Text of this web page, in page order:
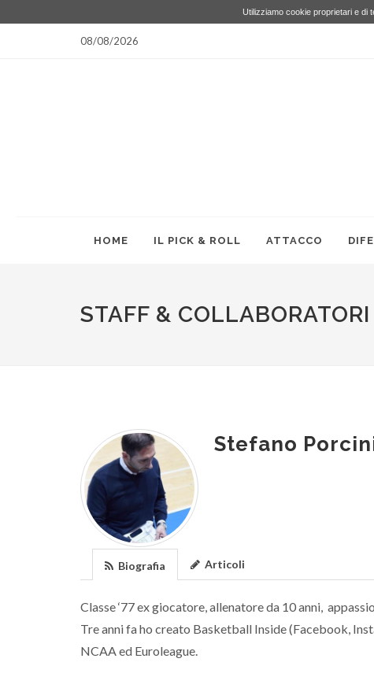
Utilizziamo cookie proprietari e di
08/08/2026
HOME IL PICK & ROLL ATTACCO
STAFF & COLLABORATORI
Stefano
Biografia Articoli
Classe ‘77 ex giocatore, allenatore da 10 anni,
Tre anni fa ho creato Basketball Inside (Facebook,
NCAA ed Euroleague.